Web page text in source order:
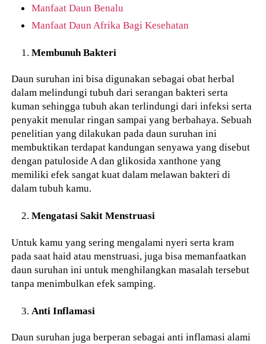
Manfaat Daun Benalu
Manfaat Daun Afrika Bagi Kesehatan
Membunuh Bakteri
Daun suruhan ini bisa digunakan sebagai obat herbal
dalam melindungi tubuh dari serangan bakteri serta
kuman sehingga tubuh akan terlindungi dari infeksi serta
penyakit menular ringan sampai yang berbahaya. Sebuah
penelitian yang dilakukan pada daun suruhan ini
membuktikan terdapat kandungan senyawa yang disebut
dengan patuloside A dan glikosida xanthone yang
memiliki efek sangat kuat dalam melawan bakteri di
dalam tubuh kamu.
Mengatasi Sakit Menstruasi
Untuk kamu yang sering mengalami nyeri serta kram
pada saat haid atau menstruasi, juga bisa memanfaatkan
daun suruhan ini untuk menghilangkan masalah tersebut
tanpa menimbulkan efek samping.
Anti Inflamasi
Daun suruhan juga berperan sebagai anti inflamasi alami